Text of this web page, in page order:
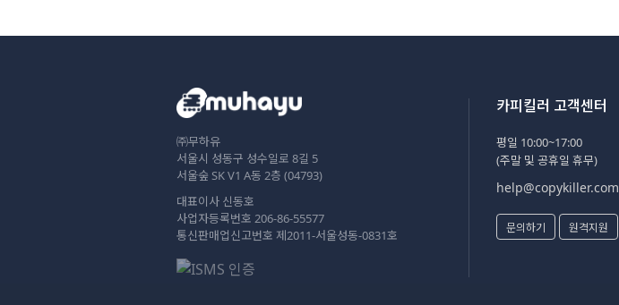
㈜무하유
서울시 성동구 성수일로 8길 5
서울숲 SK V1 A동 2층 (04793)
대표이사 신동호
사업자등록번호 206-86-55577
통신판매업신고번호 제2011-서울성동-0831호
카피킬러 고객센터
평일 10:00~17:00
(주말 및 공휴일 휴무)
help@copykiller.com
문의하기 원격지원